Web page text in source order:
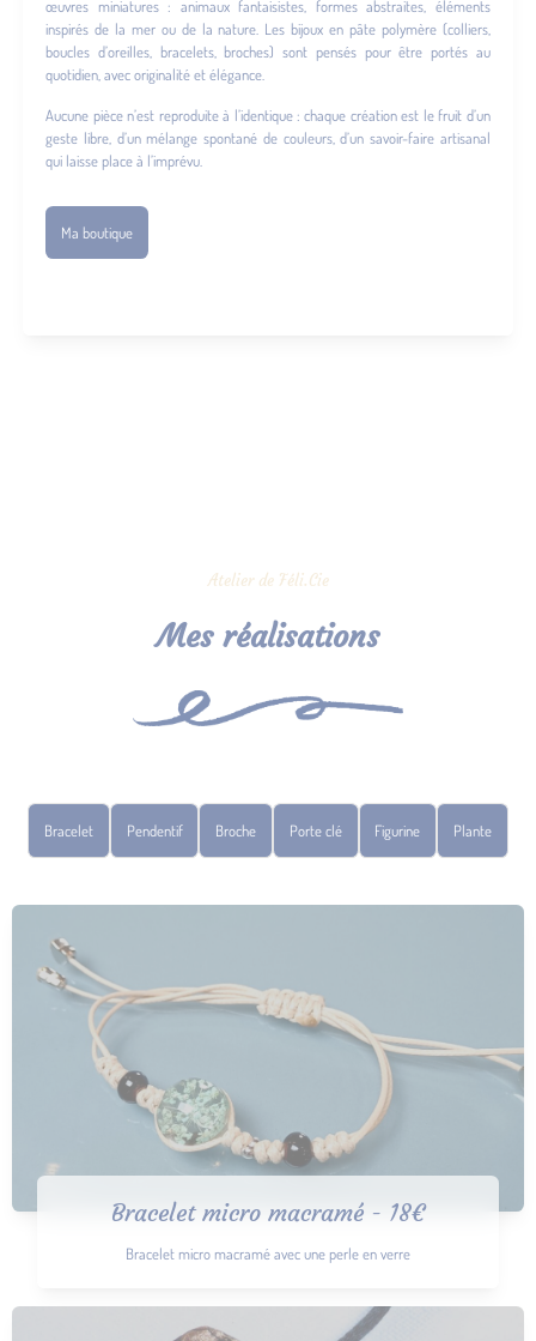
œuvres miniatures : animaux fantaisistes, formes abstraites, éléments
inspirés de la mer ou de la nature. Les bijoux en pâte polymère (colliers,
boucles d’oreilles, bracelets, broches) sont pensés pour être portés au
quotidien, avec originalité et élégance.
Aucune pièce n’est reproduite à l’identique : chaque création est le fruit d’un
geste libre, d’un mélange spontané de couleurs, d’un savoir-faire artisanal
qui laisse place à l’imprévu.
Ma boutique
Atelier de Féli.Cie
Mes réalisations
Bracelet Pendentif Broche Porte clé Figurine Plante
Bracelet micro macramé - 18€
Bracelet micro macramé avec une perle en verre